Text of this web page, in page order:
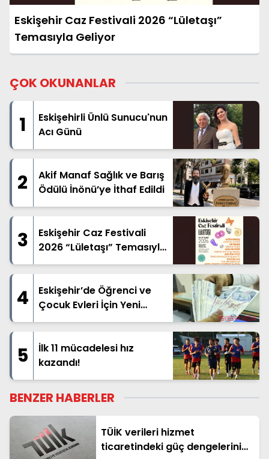
Eskişehir Caz Festivali 2026 “Lületaşı”
Temasıyla Geliyor
ÇOK OKUNANLAR
1
Eskişehirli Ünlü Sunucu'nun
Acı Günü
2
Akif Manaf Sağlık ve Barış
Ödülü İnönü’ye İthaf Edildi
3
Eskişehir Caz Festivali
2026 “Lületaşı” Temasıyla
Geliyor
4
Eskişehir’de Öğrenci ve
Çocuk Evleri İçin Yeni
Tarife Belli Oldu
5
İlk 11 mücadelesi hız
kazandı!
BENZER HABERLER
TÜİK verileri hizmet
ticaretindeki güç dengelerini